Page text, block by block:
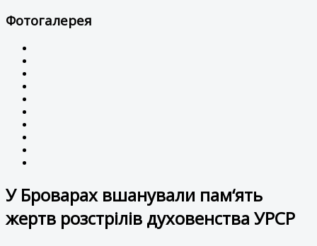
Фотогалерея
У Броварах вшанували пам‘ять
жертв розстрілів духовенства УРСР